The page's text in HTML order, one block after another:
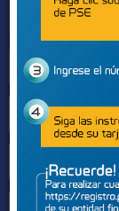
Sectores